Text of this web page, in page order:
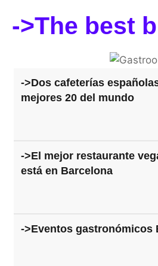
->The best
->Dos cafeterías
mejores 20 del mundo
->El mejor restaurante
está en Barcelona
->Eventos gastronómicos